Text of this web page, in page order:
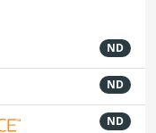
ND
ND
ND